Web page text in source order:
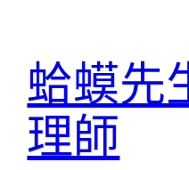
蛤蟆先
理師